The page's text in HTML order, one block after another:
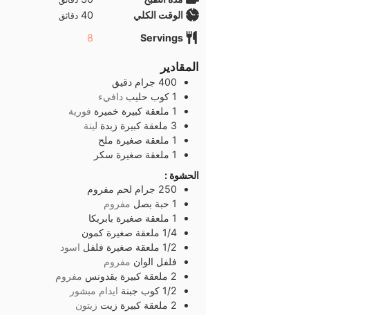
الوقت الكلي 40دقائق
دقائق
Servings
8
المقادير
400 جرام دقيق
1 كوب حليب دافيء
1 ملعقة كبيرة خميرة فورية
3 ملعقة كبيرة زبدة لينة
1 ملعقة صغيرة ملح
1 ملعقة صغيرة سكر
الحشوة :
250 جرام لحم مفروم
1 حبة بصل مفروم
1 ملعقة صغيرة بابريكا
1/4 ملعقة صغيرة كمون
1/2 ملعقة صغيرة فلفل اسود
فلفل الوان مفروم
2 ملعقة كبيرة بقدونس مفروم
1/2 كوب جبنة ايدام مبشور
2 ملعقة كبيرة زيت زيتون